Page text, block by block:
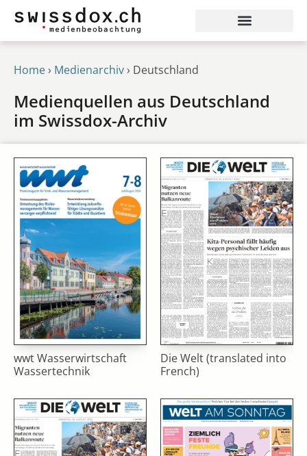
Home› Medienarchiv› Deutschland
Medienquellen aus Deutschland
im Swissdox-Archiv
wwt Wasserwirtschaft
Wassertechnik
Die Welt (translated into
French)